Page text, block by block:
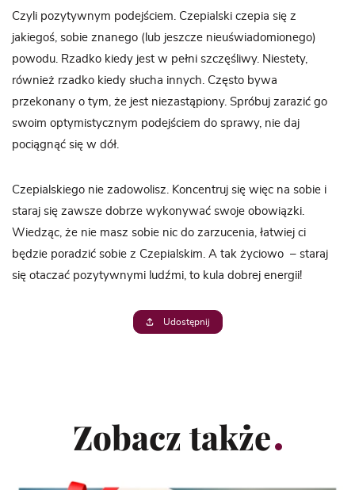
Czyli pozytywnym podejściem. Czepialski czepia się z
jakiegoś, sobie znanego (lub jeszcze nieuświadomionego)
powodu. Rzadko kiedy jest w pełni szczęśliwy. Niestety,
również rzadko kiedy słucha innych. Często bywa
przekonany o tym, że jest niezastąpiony. Spróbuj zarazić go
swoim optymistycznym podejściem do sprawy, nie daj
pociągnąć się w dół.
Czepialskiego nie zadowolisz. Koncentruj się więc na sobie i
staraj się zawsze dobrze wykonywać swoje obowiązki.
Wiedząc, że nie masz sobie nic do zarzucenia, łatwiej ci
będzie poradzić sobie z Czepialskim. A tak życiowo – staraj
się otaczać pozytywnymi ludźmi, to kula dobrej energii!
Udostępnij
Zobacz także